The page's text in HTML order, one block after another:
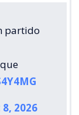
partido
2026